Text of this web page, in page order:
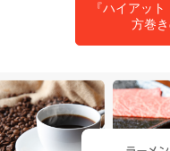
『ハイアッ
方巻